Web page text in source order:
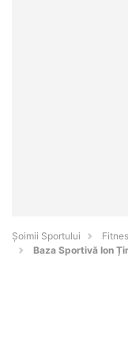
Șoimii Sportului
Baza Sportivă Ion